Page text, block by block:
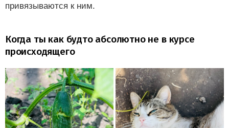
привязываются к ним.
Когда ты как будто абсолютно не в курсе
происходящего